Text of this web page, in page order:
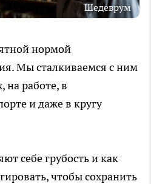
Шедеврум
нормой
Мы сталкиваемся с ним
на работе, в
и даже в кругу
себе грубость и как
чтобы сохранить